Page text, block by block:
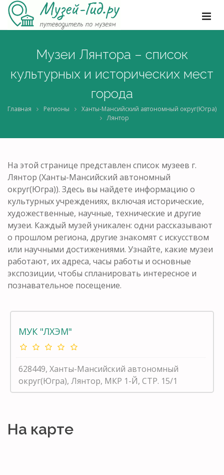
Музеи Лянтора – список
культурных и исторических мест
города
Главная Регионы
Ханты-Мансийский автономный округ(Югра)
Лянтор
На этой странице представлен список музеев г.
Лянтор (Ханты-Мансийский автономный
округ(Югра)). Здесь вы найдете информацию о
культурных учреждениях, включая исторические,
художественные, научные, технические и другие
музеи. Каждый музей уникален: одни рассказывают
о прошлом региона, другие знакомят с искусством
или научными достижениями. Узнайте, какие музеи
работают, их адреса, часы работы и основные
экспозиции, чтобы спланировать интересное и
познавательное посещение.
МУК "ЛХЭМ"
628449, Ханты-Мансийский автономный
округ(Югра), Лянтор, МКР 1-Й, СТР. 15/1
На карте